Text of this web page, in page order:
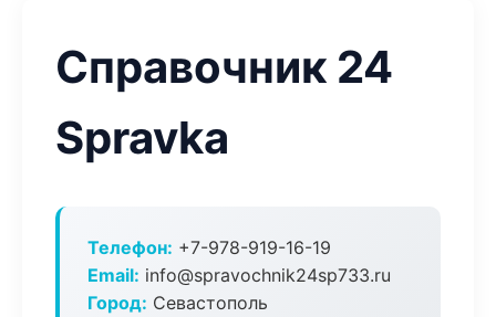
Справочник 24
Spravka
Телефон: +7-978-919-16-19
Email: info@spravochnik24sp733.ru
Город: Севастополь